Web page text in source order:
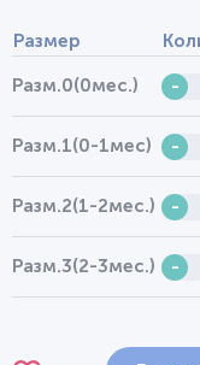
Размер
Разм.0(0мес.) -
Разм.1(0-1мес) -
Разм.2(1-2мес.) -
Разм.3(2-3мес.) -